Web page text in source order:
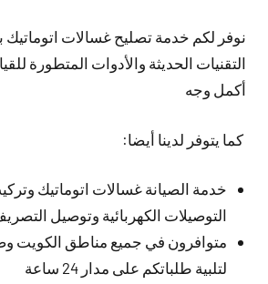
نوفر لكم خدمة تصليح غسالات
التقنيات الحديثة والأدوات المتطورة
أكمل وجه
كما يتوفر لدينا أيضا:
خدمة الصيانة غسالات اتوماتيك
التوصيلات الكهربائية وتوصيل
متوافرون في جميع مناطق الكويت
لتلبية طلباتكم على مدار 24 ساعة